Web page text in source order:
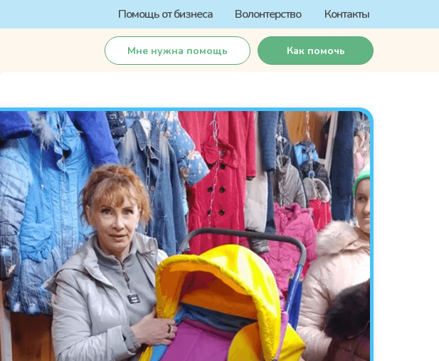
Мне нужна помощь Как помочь
Контакты
Волонтерство
Помощь от бизнеса